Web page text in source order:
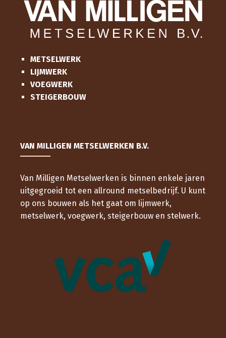
METSELWERK
LIJMWERK
VOEGWERK
STEIGERBOUW
VAN MILLIGEN METSELWERKEN B.V.
Van Milligen Metselwerken is binnen enkele jaren
uitgegroeid tot een allround metselbedrijf. U kunt
op ons bouwen als het gaat om lijmwerk,
metselwerk, voegwerk, steigerbouw en stelwerk.